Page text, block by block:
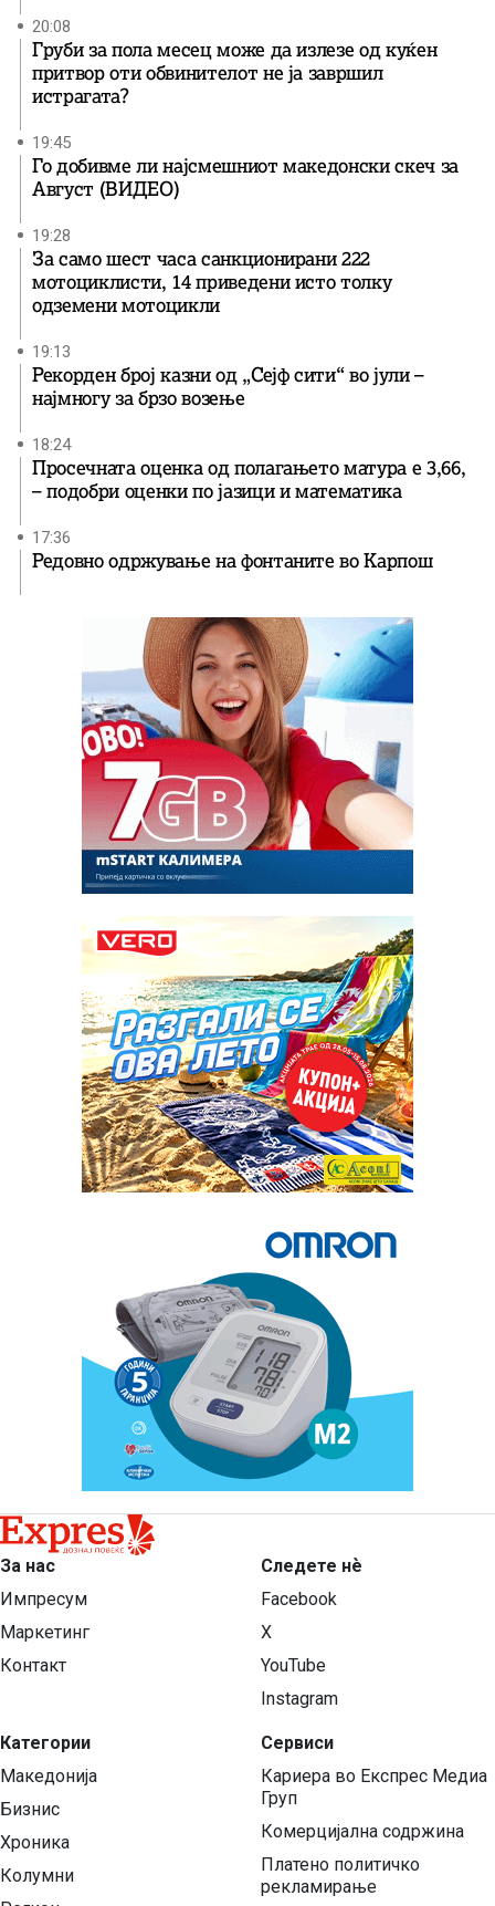
20:08
Груби за пола месец може да излезе од куќен
притвор оти обвинителот не ја завршил
истрагата?
19:45
Го добивме ли најсмешниот македонски скеч за
Август (ВИДЕО)
19:28
За само шест часа санкционирани 222
мотоциклисти, 14 приведени исто толку
одземени мотоцикли
19:13
Рекорден број казни од „Сејф сити“ во јули –
најмногу за брзо возење
18:24
Просечната оценка од полагањето матура е 3,66,
– подобри оценки по јазици и математика
17:36
Редовно одржување на фонтаните во Карпош
За нас
Импресум
Маркетинг
Контакт
Категории
Македонија
Бизнис
Хроника
Колумни
Следете нѐ
Facebook
X
YouTube
Instagram
Сервиси
Кариера во Експрес Медиа
Груп
Комерцијална содржина
Платено политичко
рекламирање